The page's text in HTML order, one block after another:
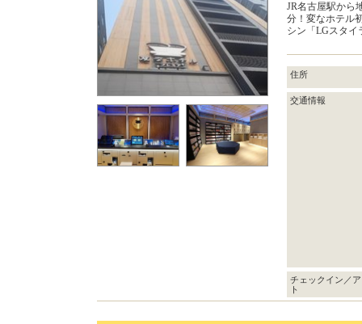
JR名古屋駅から
分！変なホテル
シン「LGスタイ
住所
交通情報
チェックイン／
ト